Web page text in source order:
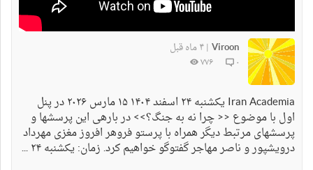
Viroon
|۴ ماه قبل
۰ ۷۷۶
Iran Academia یکشنبه ۲۴ اسفند ۱۴۰۴ ۱۵ مارس ٢٠٢۶ در پنل
اول با موضوع << چرا نه به جنگ؟>> در بارهی این پرسشها و
پرسشهای مرتبط دیگر همراه با پرستو فروهر افروز مغزی مهرداد
درویشپور و ناصر مهاجر گفتوگو خواهیم کرد. زمان: یکشنبه ۲۴ ...